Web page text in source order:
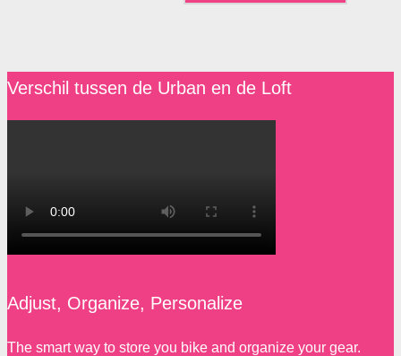
Verschil tussen de Urban en de Loft
Adjust, Organize, Personalize
The smart way to store you bike and organize your gear.